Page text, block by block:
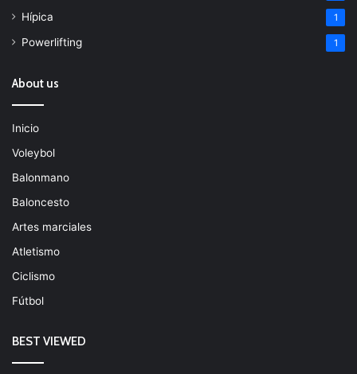
Hípica 1
Powerlifting 1
About us
Inicio
Voleybol
Balonmano
Baloncesto
Artes marciales
Atletismo
Ciclismo
Fútbol
BEST VIEWED